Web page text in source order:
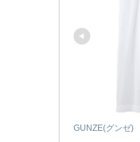
GUNZE(グンゼ)